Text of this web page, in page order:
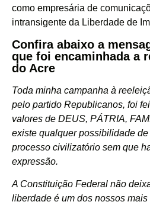
como empresária de
intransigente da Liberdade de
Confira abaixo a
que foi encaminhada a
do Acre
Toda minha campanha à
pelo partido Republicanos, foi
valores de DEUS, PÁTRIA,
existe qualquer possibilidade
processo civilizatório sem que
expressão.
A Constituição Federal não
liberdade é um dos nossos